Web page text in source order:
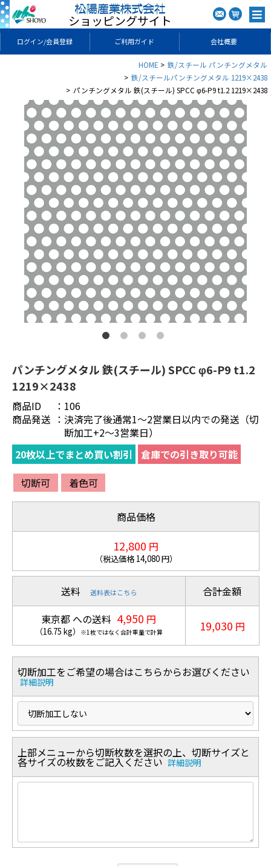
ショッピングサイト
ログイン/会員登録 ご利用ガイド 会社概要
HOME
鉄/スチール パンチングメタル
鉄/スチールパンチングメタル 1219×2438
パンチングメタル 鉄(スチール) SPCC φ6-P9 t1.2 1219×2438
パンチングメタル 鉄(スチール) SPCC φ6-P9 t1.2
1219×2438
商品ID ： 106
商品発送 ： 決済完了後通常1～2営業日以内での発送（切
断加工+2～3営業日）
20枚以上でまとめ買い割引
倉庫での引き取り可能
切断可
着色可
商品価格
12,800 円
（税込価格14,080円）
送料 送料表はこちら
東京都 への送料 4,950 円
（16.75 kg） ※1枚ではなく合計重量で計算
合計金額
19,030 円
切断加工をご希望の場合はこちらからお選びください
詳細説明
上部メニューから切断枚数を選択の上、切断サイズと
各サイズの枚数をご記入ください 詳細説明